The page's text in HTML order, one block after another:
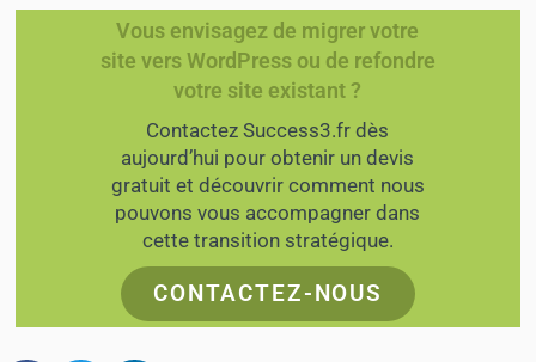
Vous envisagez de migrer votre
site vers WordPress ou de refondre
votre site existant ?
Contactez Success3.fr dès
aujourd’hui pour obtenir un devis
gratuit et découvrir comment nous
pouvons vous accompagner dans
cette transition stratégique.
CONTACTEZ-NOUS